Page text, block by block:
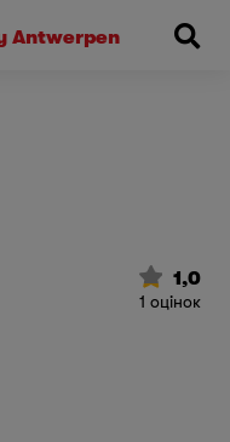
Киев
Antwerpen
1,0
1 оцінок